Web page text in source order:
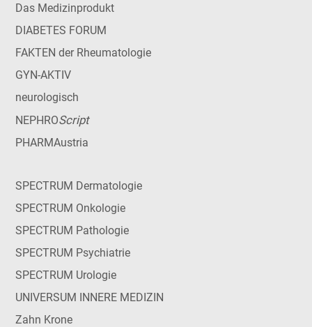
Das Medizinprodukt
DIABETES FORUM
FAKTEN der Rheumatologie
GYN-AKTIV
neurologisch
NEPHROScript
PHARMAustria
SPECTRUM Dermatologie
SPECTRUM Onkologie
SPECTRUM Pathologie
SPECTRUM Psychiatrie
SPECTRUM Urologie
UNIVERSUM INNERE MEDIZIN
Zahn Krone